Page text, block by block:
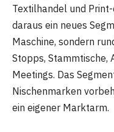
Textilhandel und
daraus ein neues
Maschine, sondern
Stopps, Stammtische,
Meetings. Das
Nischenmarken
ein eigener Marktarm.